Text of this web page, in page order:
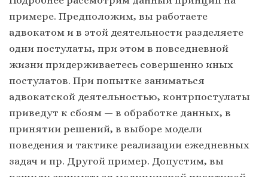
примере. Предположим, вы работаете
адвокатом и в этой деятельности разделяете
одни постулаты, при этом в повседневной
жизни придерживаетесь совершенно иных
постулатов. При попытке заниматься
адвокатской деятельностью, контрпостулаты
приведут к сбоям — в обработке данных, в
принятии решений, в выборе модели
поведения и тактике реализации ежедневных
задач и пр. Другой пример. Допустим, вы